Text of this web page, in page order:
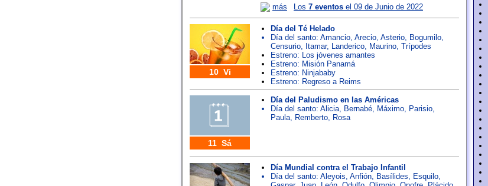
más
Los 7 eventos el 09 de Junio de 2022
10 Vi
Día del Té Helado
Día del santo: Amancio, Arecio, Asterio, Bogumilo,
Censurio, Itamar, Landerico, Maurino, Trípodes
Estreno: Los jóvenes amantes
Estreno: Misión Panamá
Estreno: Ninjababy
Estreno: Regreso a Reims
11 Sá
Día del Paludismo en las Américas
Día del santo: Alicia, Bernabé, Máximo, Parisio,
Paula, Remberto, Rosa
Día Mundial contra el Trabajo Infantil
Día del santo: Aleyois, Anfión, Basílides, Esquilo,